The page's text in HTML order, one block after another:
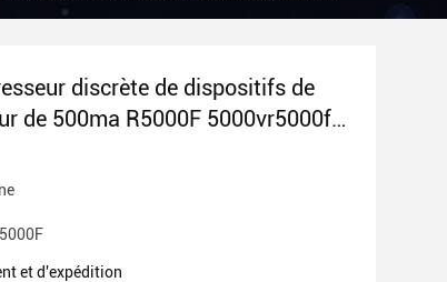
discrète de dispositifs de
de 500ma R5000F 5000vr5000f
5kv
et d'expédition